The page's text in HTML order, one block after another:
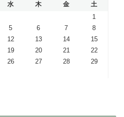
水 木 金
土
1
5 6 7
8
12 13 14
15
19 20 21
22
26 27 28
29